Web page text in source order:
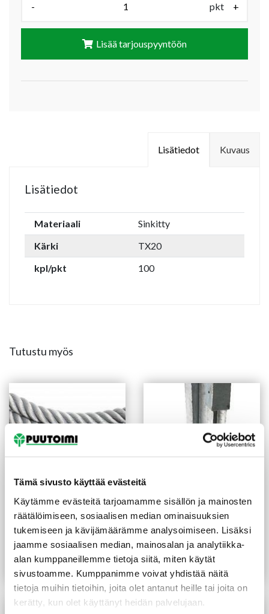
Tämä sivusto käyttää evästeitä
Käytämme evästeitä tarjoamamme sisällön ja mainosten
räätälöimiseen, sosiaalisen median ominaisuuksien
tukemiseen ja kävijämäärämme analysoimiseen. Lisäksi
jaamme sosiaalisen median, mainosalan ja analytiikka-
alan kumppaneillemme tietoja siitä, miten käytät
sivustoamme. Kumppanimme voivat yhdistää näitä
tietoja muihin tietoihin, joita olet antanut heille tai joita on
kerätty, kun olet käyttänyt heidän palvelujaan.
- pkt +
Lisää tarjouspyyntöön
Kuvaus
Lisätiedot
Lisätiedot
Materiaali
Sinkitty
Kärki
TX20
kpl/pkt
100
Tutustu myös
PIIPPO Kaideköysi
keinohamppuköysi 36 mm
harmaa 40 m/rulla
14,90€/m
Lue lisää
Teräsjalka kiilamalli
91x91x750 mm sinkitty
9,90€/kpl
Lue lisää